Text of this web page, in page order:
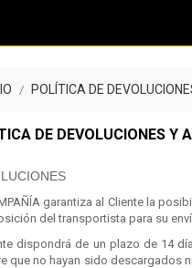
POLÍTICA DE
DE DEVOLUCIONES Y
garantiza al Cliente la
del transportista para su
dispondrá de un plazo de 14
que no hayan sido descargados